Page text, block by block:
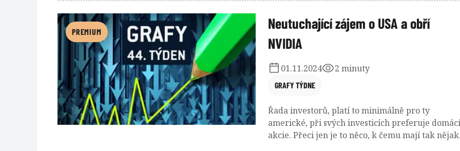
Goldman Sachs americkým akciím v příštích
letech moc nevěří. Mohou se ale plést.
PREMIUM
Neutuchající zájem o USA a obří
NVIDIA
GRAFY TÝDNE
01.11.2024 2 minuty
Řada investorů, platí to minimálně pro ty
americké, při svých investicích preferuje domácí
akcie. Přeci jen je to něco, k čemu mají tak nějak